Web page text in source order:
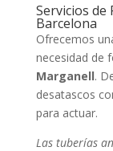
Servicios
Barcelona
Ofrecemos
necesidad de
Marganell.
desatascos
para actuar.
Las tuberías